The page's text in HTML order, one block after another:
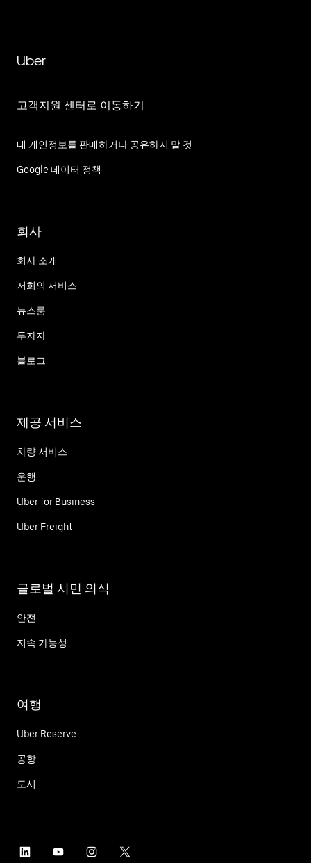
Uber
고객지원 센터로 이동하기
내 개인정보를 판매하거나 공유하지 말 것
Google 데이터 정책
회사
회사 소개
저희의 서비스
뉴스룸
투자자
블로그
제공 서비스
차량 서비스
운행
Uber for Business
Uber Freight
글로벌 시민 의식
안전
지속 가능성
여행
Uber Reserve
공항
도시